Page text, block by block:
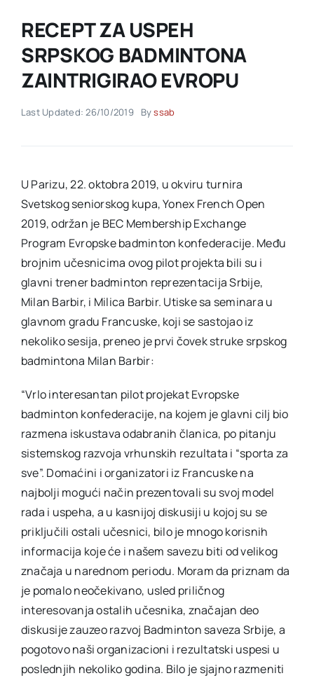
Akti SSAB
Kontakt
RECEPT ZA USPEH
SRPSKOG BADMINTONA
ZAINTRIGIRAO EVROPU
Last Updated: 26/10/2019 Byssab
U Parizu, 22. oktobra 2019, u okviru turnira
Svetskog seniorskog kupa, Yonex French Open
2019, održan je BEC Membership Exchange
Program Evropske badminton konfederacije. Među
brojnim učesnicima ovog pilot projekta bili su i
glavni trener badminton reprezentacija Srbije,
Milan Barbir, i Milica Barbir. Utiske sa seminara u
glavnom gradu Francuske, koji se sastojao iz
nekoliko sesija, preneo je prvi čovek struke srpskog
badmintona Milan Barbir:
“Vrlo interesantan pilot projekat Evropske
badminton konfederacije, na kojem je glavni cilj bio
razmena iskustava odabranih članica, po pitanju
sistemskog razvoja vrhunskih rezultata i “sporta za
sve”. Domaćini i organizatori iz Francuske na
najbolji mogući način prezentovali su svoj model
rada i uspeha, a u kasnijoj diskusiji u kojoj su se
priključili ostali učesnici, bilo je mnogo korisnih
informacija koje će i našem savezu biti od velikog
značaja u narednom periodu. Moram da priznam da
je pomalo neočekivano, usled priličnog
interesovanja ostalih učesnika, značajan deo
diskusije zauzeo razvoj Badminton saveza Srbije, a
pogotovo naši organizacioni i rezultatski uspesi u
poslednjih nekoliko godina. Bilo je sjajno razmeniti